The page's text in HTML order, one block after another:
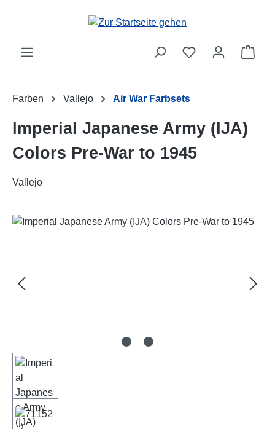
Zum Hauptinhalt springen
Farben Vallejo Air War Farbsets
Imperial Japanese Army (IJA)
Colors Pre-War to 1945
Vallejo
Bildergalerie überspringen